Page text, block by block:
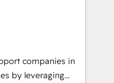
accelerating your
an undisputed
companies in
by leveraging